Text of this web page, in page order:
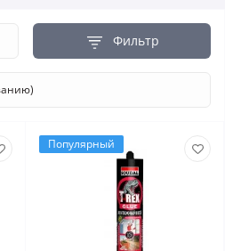
Фильтр
Популярный